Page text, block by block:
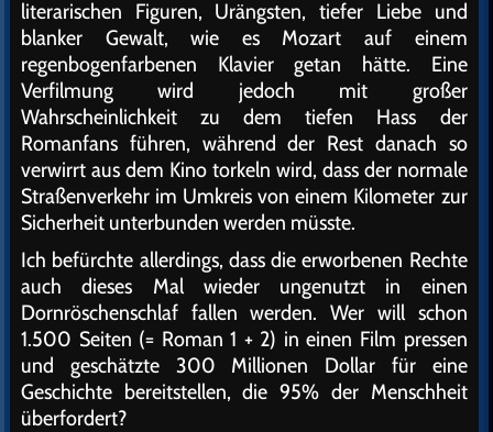
literarischen Figuren, Urängsten, tiefer Liebe und
blanker Gewalt, wie es Mozart auf einem
regenbogenfarbenen Klavier getan hätte. Eine
Verfilmung wird jedoch mit großer
Wahrscheinlichkeit zu dem tiefen Hass der
Romanfans führen, während der Rest danach so
verwirrt aus dem Kino torkeln wird, dass der normale
Straßenverkehr im Umkreis von einem Kilometer zur
Sicherheit unterbunden werden müsste.
Ich befürchte allerdings, dass die erworbenen Rechte
auch dieses Mal wieder ungenutzt in einen
Dornröschenschlaf fallen werden. Wer will schon
1.500 Seiten (= Roman 1 + 2) in einen Film pressen
und geschätzte 300 Millionen Dollar für eine
Geschichte bereitstellen, die 95% der Menschheit
überfordert?